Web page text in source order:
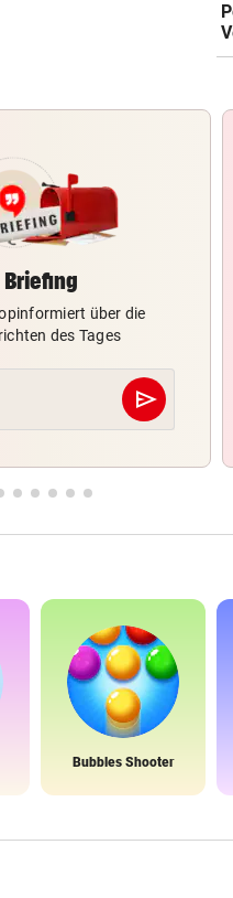
Briefing
über die
des Tages
send
Abschicken
Bubbles Shooter